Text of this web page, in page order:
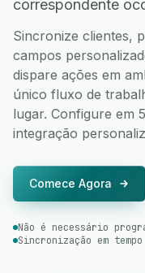
correspondente
Sincronize clientes,
campos
dispare ações em
único fluxo de
lugar. Configure em
integração
Comece Agora
Não é necessário
Sincronização em